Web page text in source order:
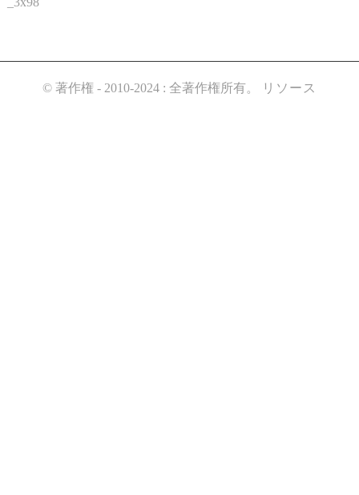
© 著作権 - 2010-2024 : 全著作権所有。 リソース